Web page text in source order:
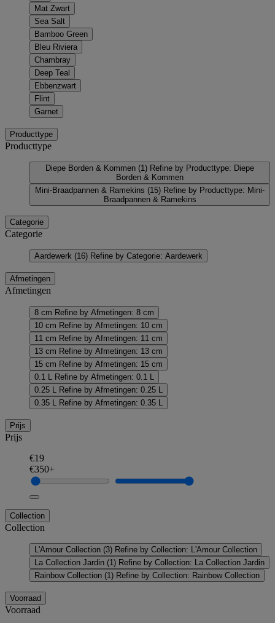
Mat Zwart
Sea Salt
Bamboo Green
Bleu Riviera
Chambray
Deep Teal
Ebbenzwart
Flint
Garnet
Producttype
Producttype
Diepe Borden & Kommen (1) Refine by Producttype: Diepe
Borden & Kommen
Mini-Braadpannen & Ramekins (15) Refine by Producttype: Mini-
Braadpannen & Ramekins
Categorie
Categorie
Aardewerk (16) Refine by Categorie: Aardewerk
Afmetingen
Afmetingen
8 cm Refine by Afmetingen: 8 cm
10 cm Refine by Afmetingen: 10 cm
11 cm Refine by Afmetingen: 11 cm
13 cm Refine by Afmetingen: 13 cm
15 cm Refine by Afmetingen: 15 cm
0.1 L
Refine by Afmetingen: 0.1 L
0.25 L
Refine by Afmetingen: 0.25 L
0.35 L
Refine by Afmetingen: 0.35 L
Prijs
Prijs
€19
€350+
Collection
Collection
L'Amour Collection (3) Refine by Collection: L'Amour Collection
La Collection Jardin (1) Refine by Collection: La Collection Jardin
Rainbow Collection (1) Refine by Collection: Rainbow Collection
Voorraad
Voorraad